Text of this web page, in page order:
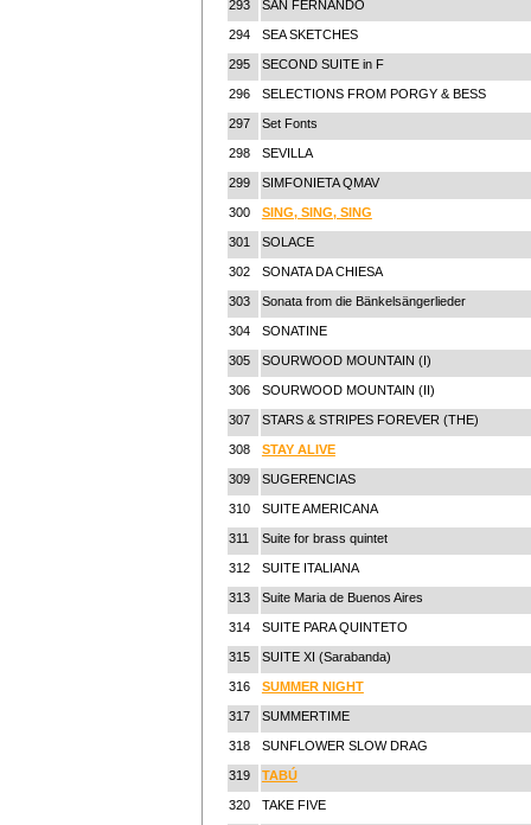
293 SAN FERNANDO
294 SEA SKETCHES
295 SECOND SUITE in F
296 SELECTIONS FROM PORGY & BESS
297 Set Fonts
298 SEVILLA
299 SIMFONIETA QMAV
300 SING, SING, SING
301 SOLACE
302 SONATA DA CHIESA
303 Sonata from die Bänkelsängerlieder
304 SONATINE
305 SOURWOOD MOUNTAIN (I)
306 SOURWOOD MOUNTAIN (II)
307 STARS & STRIPES FOREVER (THE)
308 STAY ALIVE
309 SUGERENCIAS
310 SUITE AMERICANA
311 Suite for brass quintet
312 SUITE ITALIANA
313 Suite Maria de Buenos Aires
314 SUITE PARA QUINTETO
315 SUITE XI (Sarabanda)
316 SUMMER NIGHT
317 SUMMERTIME
318 SUNFLOWER SLOW DRAG
319 TABÚ
320 TAKE FIVE